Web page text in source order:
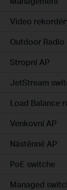
Video
Outdoor Radio
Stropní AP
JetStream
Load Balance
Venkovní AP
Nástěnné AP
PoE switche
Managed